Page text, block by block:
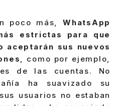
poco más, WhatsApp
estrictas para que
aceptarán sus nuevos
, como por ejemplo,
de las cuentas. No
ha suavizado su
usuarios no estaban